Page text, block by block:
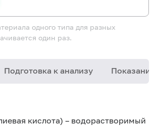
одного типа для разных
один раз.
Подготовка к анализу
кислота) – водорастворимый